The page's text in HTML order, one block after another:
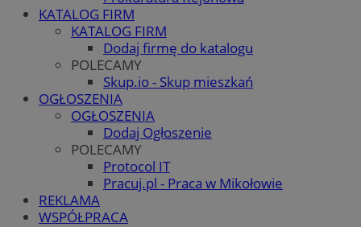
KATALOG FIRM
KATALOG FIRM
Dodaj firmę do katalogu
POLECAMY
Skup.io - Skup mieszkań
OGŁOSZENIA
OGŁOSZENIA
Dodaj Ogłoszenie
POLECAMY
Protocol IT
Pracuj.pl - Praca w Mikołowie
REKLAMA
WSPÓŁPRACA